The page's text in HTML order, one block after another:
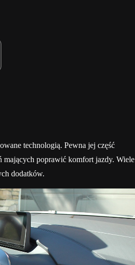
technologią. Pewna jej część
mających poprawić komfort jazdy. Wiele
dodatków.